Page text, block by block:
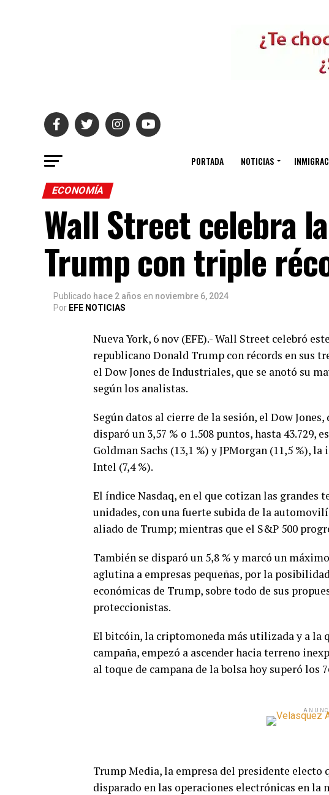
PORTADA NOTICIAS
ECONOMÍA
Wall Street celebra
Trump con triple
Publicado hace 2 años en noviembre 6, 2024
Por EFE NOTICIAS
Nueva York, 6 nov (EFE).- Wall Street celebró
republicano Donald Trump con récords en sus
el Dow Jones de Industriales, que se anotó su
según los analistas.
Según datos al cierre de la sesión, el Dow
disparó un 3,57 % o 1.508 puntos, hasta 43.729,
Goldman Sachs (13,1 %) y JPMorgan (11,5 %),
Intel (7,4 %).
El índice Nasdaq, en el que cotizan las grandes
unidades, con una fuerte subida de la
aliado de Trump; mientras que el S&P 500
También se disparó un 5,8 % y marcó un
aglutina a empresas pequeñas, por la
económicas de Trump, sobre todo de sus
proteccionistas.
El bitcóin, la criptomoneda más utilizada y a la
campaña, empezó a ascender hacia terreno
al toque de campana de la bolsa hoy superó los
Trump Media, la empresa del presidente electo
disparado en las operaciones electrónicas en la